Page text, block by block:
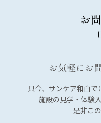
お
お気軽にお
只今、サンケア和白で
施設の見学・体験
是非こ